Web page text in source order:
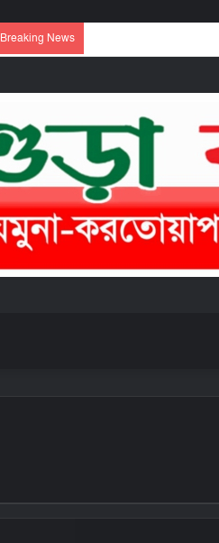
Breaking News